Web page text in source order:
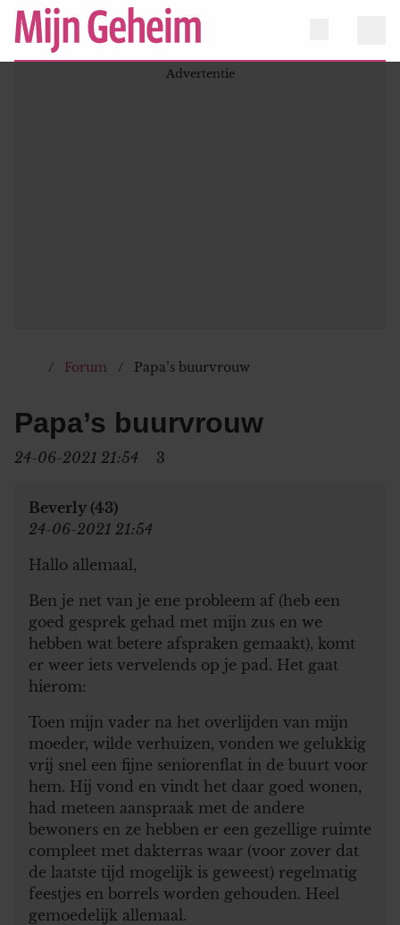
Forum Papa’s buurvrouw
Papa’s buurvrouw
24-06-2021 21:54 3
Beverly (43)
24-06-2021 21:54
Hallo allemaal,
Ben je net van je ene probleem af (heb een
goed gesprek gehad met mijn zus en we
hebben wat betere afspraken gemaakt), komt
er weer iets vervelends op je pad. Het gaat
hierom:
Toen mijn vader na het overlijden van mijn
moeder, wilde verhuizen, vonden we gelukkig
vrij snel een fijne seniorenflat in de buurt voor
hem. Hij vond en vindt het daar goed wonen,
had meteen aanspraak met de andere
bewoners en ze hebben er een gezellige ruimte
compleet met dakterras waar (voor zover dat
de laatste tijd mogelijk is geweest) regelmatig
feestjes en borrels worden gehouden. Heel
gemoedelijk allemaal.